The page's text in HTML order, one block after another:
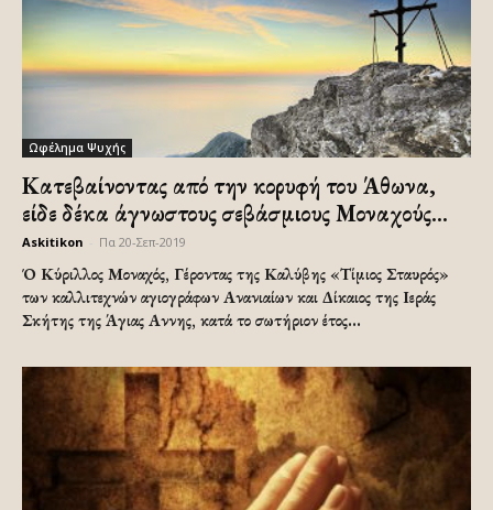
Ωφέλημα Ψυχής
Κατεβαίνοντας από την κορυφή του Άθωνα,
είδε δέκα άγνωστους σεβάσμιους Μοναχούς...
Askitikon Πα 20-Σεπ-2019
Ό Κύριλλος Μοναχός, Γέροντας της Καλύβης «Τίμιος Σταυρός»
των καλλιτεχνών αγιογράφων Ανανιαίων και Δίκαιος της Ιεράς
Σκήτης της Άγιας Αννης, κατά το σωτήριον έτος...